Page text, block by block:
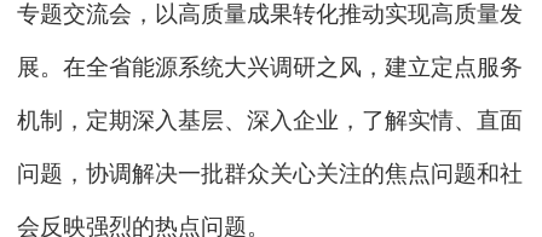
专题交流会，以高质量成果转化推动实现高质量发
展。在全省能源系统大兴调研之风，建立定点服务
机制，定期深入基层、深入企业，了解实情、直面
问题，协调解决一批群众关心关注的焦点问题和社
会反映强烈的热点问题。